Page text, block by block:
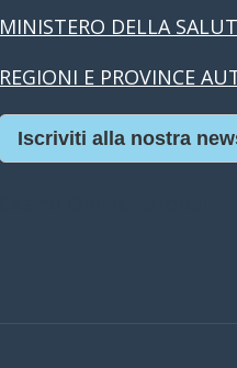
MINISTERO DELLA
REGIONI E PROVINCE
Iscriviti alla nostra